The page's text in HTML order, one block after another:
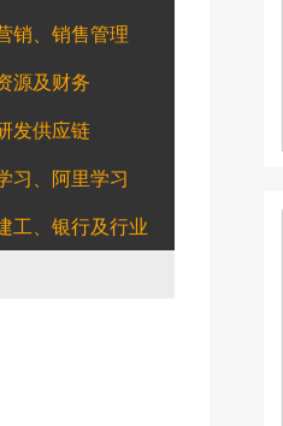
销、销售管理
源及财务
发供应链
习、阿里学习
工、银行及行业